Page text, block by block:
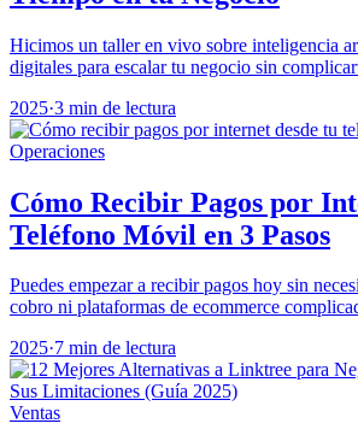
Hicimos un taller en vivo sobre inteligencia
digitales para escalar tu negocio sin
2025·3 min de lectura
Operaciones
Cómo Recibir Pagos por
Teléfono Móvil en 3 Pasos
Puedes empezar a recibir pagos hoy sin
cobro ni plataformas de ecommerce
2025·7 min de lectura
Ventas